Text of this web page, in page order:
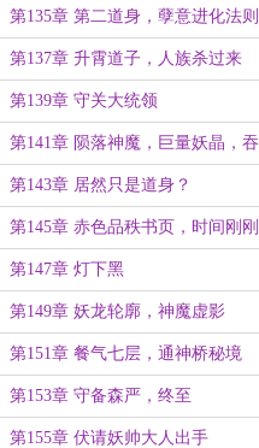
第135章 第二道身，孽意进化法则
道蕴（4k章节）
第137章 升霄道子，人族杀过来
了！
第139章 守关大统领
第141章 陨落神魔，巨量妖晶，吞
噬灵脉
第143章 居然只是道身？
第145章 赤色品秩书页，时间刚刚
好
第147章 灯下黑
第149章 妖龙轮廓，神魔虚影
第151章 餐气七层，通神桥秘境
第153章 守备森严，终至
第155章 伏请妖帅大人出手